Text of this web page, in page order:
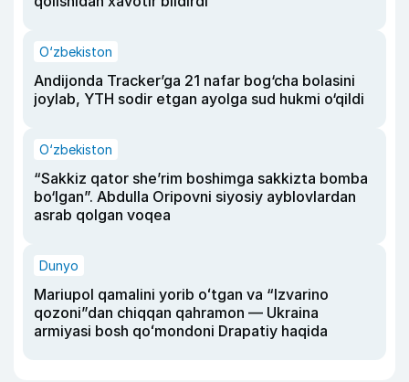
O‘zbekiston
Andijonda Tracker’ga 21 nafar bog‘cha bolasini
joylab, YTH sodir etgan ayolga sud hukmi o‘qildi
O‘zbekiston
“Sakkiz qator she’rim boshimga sakkizta bomba
bo‘lgan”. Abdulla Oripovni siyosiy ayblovlardan
asrab qolgan voqea
Dunyo
Mariupol qamalini yorib oʻtgan va “Izvarino
qozoni”dan chiqqan qahramon — Ukraina
armiyasi bosh qoʻmondoni Drapatiy haqida